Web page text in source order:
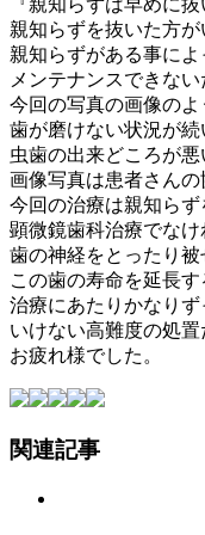
『親知らずは早めに
親知らずを抜いた方が
親知らずがある事に
メンテナンスできな
今回の写真の画像のよ
歯が磨けない状況が続
虫歯の出来どころが
画像写真は患者さんの
今回の治療は親知ら
顕微鏡歯科治療でなけ
歯の神経をとったり
この歯の寿命を延長
治療にあたりかなり
いけない高難度の処
お疲れ様でした。
関連記事